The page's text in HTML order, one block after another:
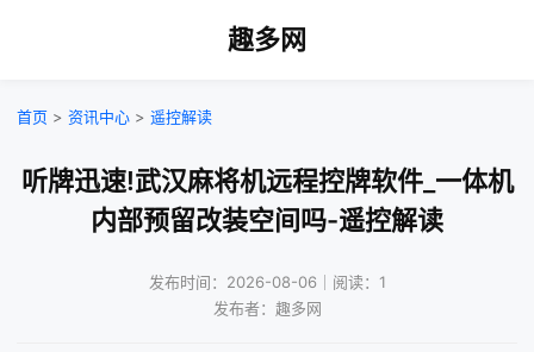
趣多网
首页 > 资讯中心 > 遥控解读
听牌迅速!武汉麻将机远程控牌软件_一体机
内部预留改装空间吗-遥控解读
发布时间：2026-08-06｜阅读：1
发布者：趣多网